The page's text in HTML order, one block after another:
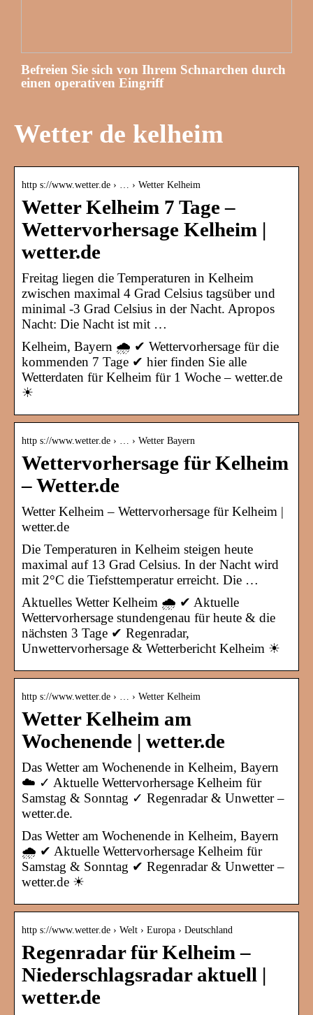
Befreien Sie sich von Ihrem Schnarchen durch
einen operativen Eingriff
Wetter de kelheim
http s://www.wetter.de › … › Wetter Kelheim
Wetter Kelheim 7 Tage –
Wettervorhersage Kelheim |
wetter.de
Freitag liegen die Temperaturen in Kelheim
zwischen maximal 4 Grad Celsius tagsüber und
minimal -3 Grad Celsius in der Nacht. Apropos
Nacht: Die Nacht ist mit …
Kelheim, Bayern 🌧️ ✔ Wettervorhersage für die
kommenden 7 Tage ✔ hier finden Sie alle
Wetterdaten für Kelheim für 1 Woche – wetter.de
☀
http s://www.wetter.de › … › Wetter Bayern
Wettervorhersage für Kelheim
– Wetter.de
Wetter Kelheim – Wettervorhersage für Kelheim |
wetter.de
Die Temperaturen in Kelheim steigen heute
maximal auf 13 Grad Celsius. In der Nacht wird
mit 2°C die Tiefsttemperatur erreicht. Die …
Aktuelles Wetter Kelheim 🌧️ ✔ Aktuelle
Wettervorhersage stundengenau für heute & die
nächsten 3 Tage ✔ Regenradar,
Unwettervorhersage & Wetterbericht Kelheim ☀
http s://www.wetter.de › … › Wetter Kelheim
Wetter Kelheim am
Wochenende | wetter.de
Das Wetter am Wochenende in Kelheim, Bayern
☁️ ✓ Aktuelle Wettervorhersage Kelheim für
Samstag & Sonntag ✓ Regenradar & Unwetter –
wetter.de.
Das Wetter am Wochenende in Kelheim, Bayern
🌧️ ✔ Aktuelle Wettervorhersage Kelheim für
Samstag & Sonntag ✔ Regenradar & Unwetter –
wetter.de ☀
http s://www.wetter.de › Welt › Europa › Deutschland
Regenradar für Kelheim –
Niederschlagsradar aktuell |
wetter.de